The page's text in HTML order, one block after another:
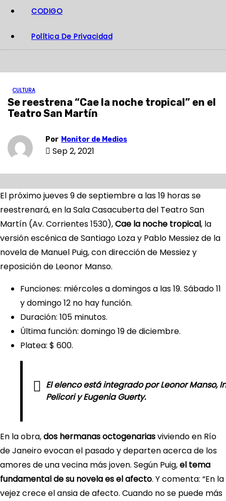
CODIGO
Política De Privacidad
CULTURA
Se reestrena “Cae la noche tropical” en el
Teatro San Martín
Por Monitor de Medios
Sep 2, 2021
El próximo jueves 9 de septiembre a las 19 horas se
reestrenará, en la Sala Casacuberta del Teatro San
Martín (Av. Corrientes 1530),Cae la noche tropical, la
versión escénica de Santiago Loza y Pablo Messiez de la
novela de Manuel Puig, con dirección de Messiez y
reposición de Leonor Manso.
Funciones: miércoles a domingos a las 19. Sábado 11
y domingo 12 no hay función.
Duración: 105 minutos.
Última función: domingo 19 de diciembre.
Platea: $ 600.
El elenco está integrado por Leonor Manso,
Pelicori y Eugenia Guerty.
En la obra,dos hermanas octogenariasviviendo en Río
de Janeiro evocan el pasado y departen acerca de los
amores de una vecina más joven. Según Puig,el tema
fundamental de su novela es el afecto. Y comenta: “En la
vejez crece el ansia de afecto. Cuando no se puede más